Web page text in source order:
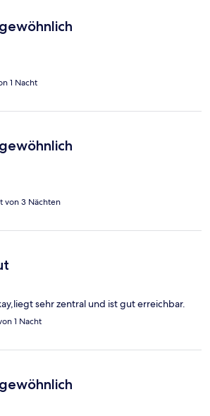
1 Nacht
von 3 Nächten
sehr zentral und ist gut erreichbar.
1 Nacht